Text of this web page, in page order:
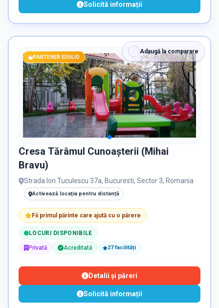
Solicită informații
Adaugă la comparare
PARTENER EDULIO
Cresa Tărâmul Cunoașterii (Mihai
Bravu)
Strada Ion Tuculescu 37a, Bucuresti, Sector 3, Romania
Activează locația pentru distanță
Fii primul părinte care ajută cu o părere
LOCURI DISPONIBILE
Privată Acreditată 27facilități
Detalii și păreri
Solicită informații